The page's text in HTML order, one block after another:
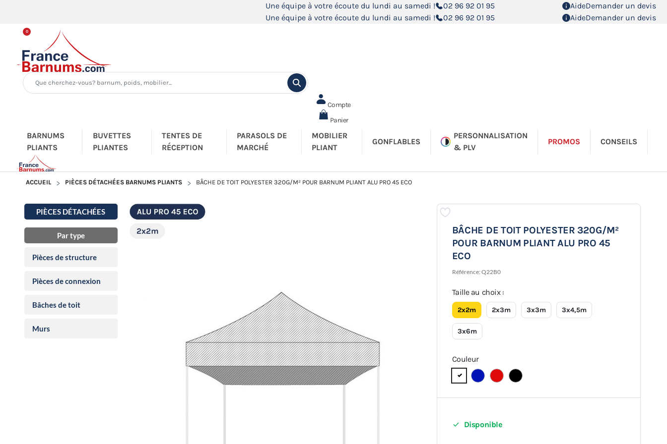
Une équipe à votre écoute du lundi au samedi ! 02 96 92 01 95 AideDemander un devis
Une équipe à votre écoute du lundi au samedi !
02 96 92 01 95 AideDemander un devis
Compte
0
Panier
BARNUMS
PLIANTS
BUVETTES
PLIANTES
TENTES DE
RÉCEPTION
PARASOLS DE
MARCHÉ
MOBILIER
PLIANT
GONFLABLES
PERSONNALISATION
& PLV
PROMOS CONSEILS
ACCUEIL PIÈCES DÉTACHÉES BARNUMS PLIANTS BÂCHE DE TOIT POLYESTER 320G/M² POUR BARNUM PLIANT ALU PRO 45 ECO
PIÈCES DÉTACHÉES
Par type
Pièces de structure
Pièces de connexion
Bâches de toit
Murs
BÂCHE DE TOIT POLYESTER 320G/M²
POUR BARNUM PLIANT ALU PRO 45
ECO
Référence: Q22B0
Taille au choix :
2x2m 2x3m 3x3m 3x4,5m
3x6m
Couleur
 Disponible